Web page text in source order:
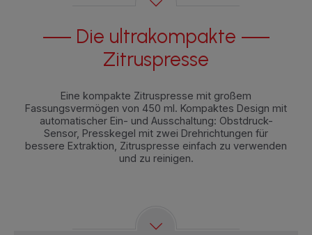
Die ultrakompakte
Zitruspresse
Eine kompakte Zitruspresse mit großem
Fassungsvermögen von 450 ml. Kompaktes Design mit
automatischer Ein- und Ausschaltung: Obstdruck-
Sensor, Presskegel mit zwei Drehrichtungen für
bessere Extraktion, Zitruspresse einfach zu verwenden
und zu reinigen.